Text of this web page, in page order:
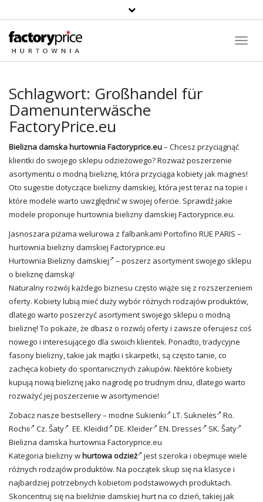
Suche
Schlagwort: Großhandel für
Damenunterwäsche
FactoryPrice.eu
Bielizna damskahurtownia Factoryprice.eu– Chcesz przyciągnąć
klientki do swojego sklepu odzieżowego? Rozważ poszerzenie
asortymentu o modną bieliznę, która przyciąga kobiety jak magnes!
Oto sugestie dotyczące bielizny damskiej, która jest teraz na topie i
które modele warto uwzględnić w swojej ofercie. Sprawdź jakie
modele proponuje hurtownia bielizny damskiej Factoryprice.eu.
Jasnoszara piżama welurowa z falbankami Portofino RUE PARIS –
hurtownia bielizny damskiej Factoryprice.eu
Hurtownia Bielizny damskiej
– poszerz asortyment swojego sklepu
o bieliznę damską!
Naturalny rozwój każdego biznesu często wiąże się z rozszerzeniem
oferty. Kobiety lubią mieć duży wybór różnych rodzajów produktów,
dlatego warto poszerzyć asortyment swojego sklepu o modną
bieliznę! To pokaże, że dbasz o rozwój oferty i zawsze oferujesz coś
nowego i interesującego dla swoich klientek. Ponadto, tradycyjne
fasony bielizny, takie jak majtki i skarpetki, są często tanie, co
zachęca kobiety do spontanicznych zakupów. Niektóre kobiety
kupują nową bieliznę jako nagrodę po trudnym dniu, dlatego warto
rozważyć jej poszerzenie w asortymencie!
Zobacz nasze bestsellery – modne Sukienki LT. Suknelės
Ro.
Rochii
Cz. Šaty EE. Kleidid DE. Kleider EN. Dresses SK. Šaty
Bielizna damska hurtownia Factoryprice.eu
Kategoria bielizny whurtowa odzież
jest szeroka i obejmuje wiele
różnych rodzajów produktów. Na początek skup się na klasyce i
najbardziej potrzebnych kobietom podstawowych produktach.
Skoncentruj się na bieliźnie damskiej hurt na co dzień, takiej jak